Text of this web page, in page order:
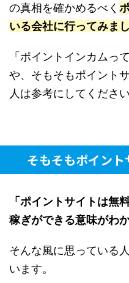
の真相を確かめるべく
いる会社に行ってみま
「ポイントインカムっ
や、そもそもポイント
人は参考にしてください
そもそもポイン
「ポイントサイトは無
稼ぎができる意味がわ
そんな風に思っている
います。